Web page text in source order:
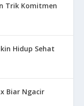
Trik Komitmen
Hidup Sehat
Biar Ngacir